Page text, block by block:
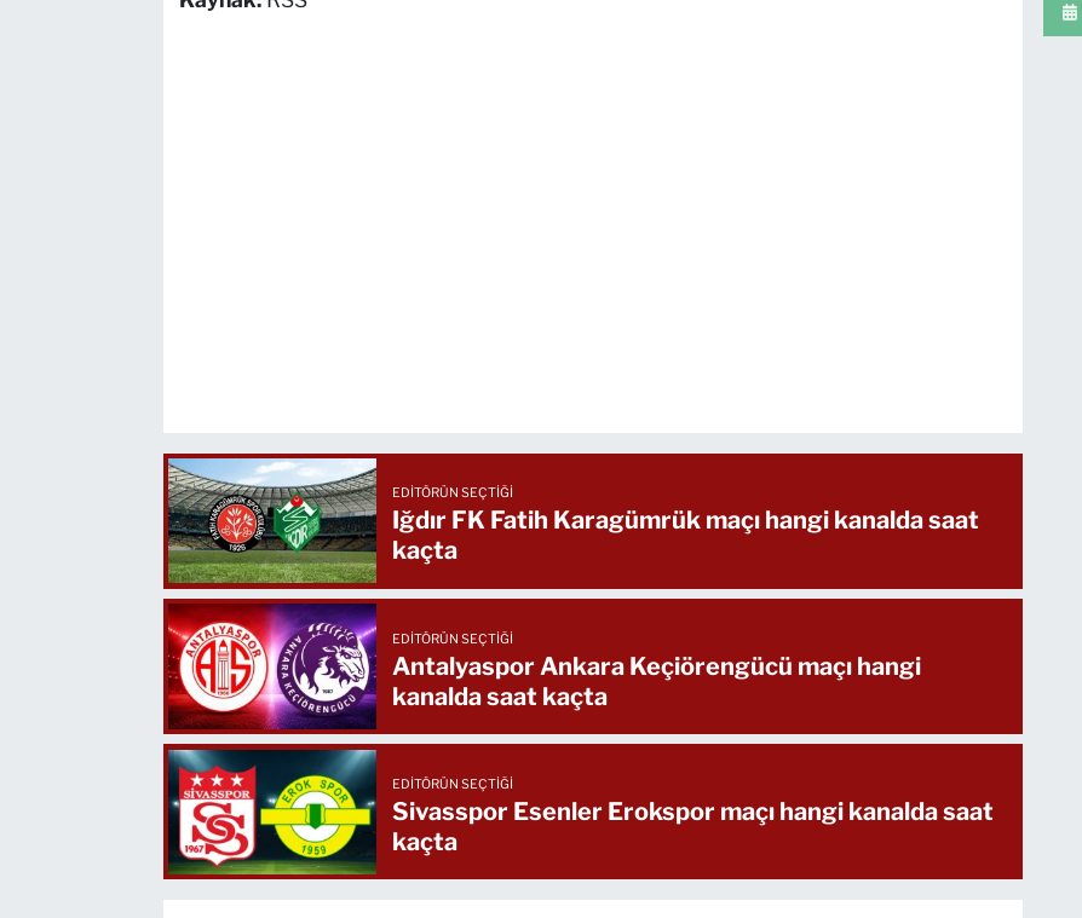
EDITÖRÜN SEÇTIĞI
Iğdır FK Fatih Karagümrük maçı hangi kanalda saat
kaçta
EDITÖRÜN SEÇTIĞI
Antalyaspor Ankara Keçiörengücü maçı hangi
kanalda saat kaçta
EDITÖRÜN SEÇTIĞI
Sivasspor Esenler Erokspor maçı hangi kanalda saat
kaçta